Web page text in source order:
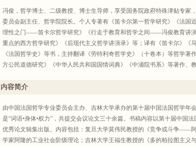
冯俊，哲学博士、二级教授、博士生导师，享受国务院政府特殊津贴专家
委员会副主任、哲学院院长。个人专著有《笛卡尔第一哲学研究》《法国
理性之门——笛卡尔哲学研究》《行走于教育和哲学之间——冯俊教育讲
重点的西方哲学研究》《后现代主义哲学讲演录》等；译有《笛卡尔》《
《法国哲学史》等书，主持翻译《劳特利奇哲学史》（十卷本）等哲学著
方公民道德研究》《中华人民共和国国情词典》《中浦院书系》等著作、
余项，在世界上40多个国家和地区进行过国际学术交流和访问。
内容简介
由中国法国哲学专业委员会主办、吉林大学承办的第十届中国法国哲学年
是“词语•身体•权力”，共提交会议论文三十余篇。书稿内容以第十届中国
优秀论文辑集出版。内容包括：复旦大学莫伟民教授的《竞争或斗争——
学家阿隆的工业社会阶级理论；吉林大学王福生教授的《多的柏拉图主义